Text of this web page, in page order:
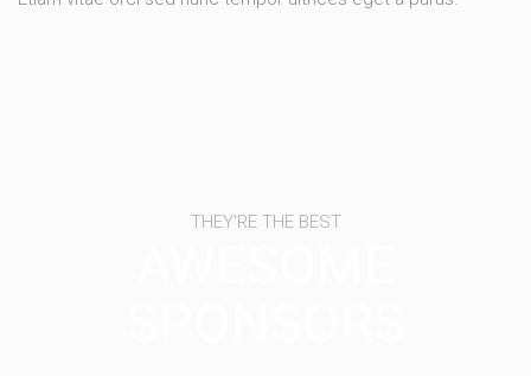
THEY'RE THE BEST